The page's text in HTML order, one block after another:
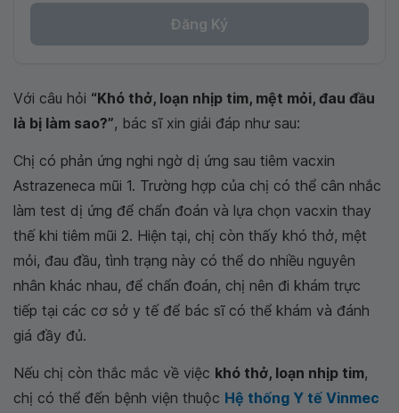
Đăng Ký
Với câu hỏi “Khó thở, loạn nhịp tim, mệt mỏi, đau đầu
là bị làm sao?”, bác sĩ xin giải đáp như sau:
Chị có phản ứng nghi ngờ dị ứng sau tiêm vacxin
Astrazeneca mũi 1. Trường hợp của chị có thể cân nhắc
làm test dị ứng để chẩn đoán và lựa chọn vacxin thay
thế khi tiêm mũi 2. Hiện tại, chị còn thấy khó thở, mệt
mỏi, đau đầu, tình trạng này có thể do nhiều nguyên
nhân khác nhau, để chẩn đoán, chị nên đi khám trực
tiếp tại các cơ sở y tế để bác sĩ có thể khám và đánh
giá đầy đủ.
Nếu chị còn thắc mắc về việc khó thở, loạn nhịp tim,
chị có thể đến bệnh viện thuộc Hệ thống Y tế Vinmec